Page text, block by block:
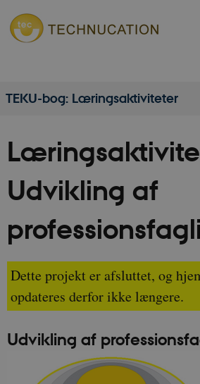
TEKU-bog: Læringsaktiviteter
Udvikling af
Dette projekt er afsluttet, og
opdateres derfor ikke længere.
Udvikling af